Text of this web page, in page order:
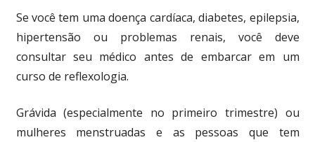
Se você tem uma doença cardíaca, diabetes, epilepsia,
hipertensão ou problemas renais, você deve
consultar seu médico antes de embarcar em um
curso de reflexologia.
Grávida (especialmente no primeiro trimestre) ou
mulheres menstruadas e as pessoas que tem